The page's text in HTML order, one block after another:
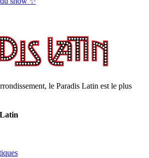
le Paradis Latin est le plus